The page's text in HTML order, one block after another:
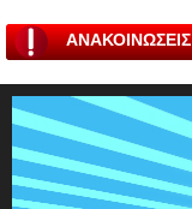
ΑΝΑΚΟΙΝΩΣΕΙΣ